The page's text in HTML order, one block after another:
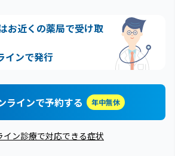
お近くの薬局で受け取
インで発行
ラインで予約する 年中無休
イン診療で対応できる症状